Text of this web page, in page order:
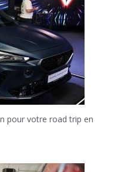
pour votre road trip en